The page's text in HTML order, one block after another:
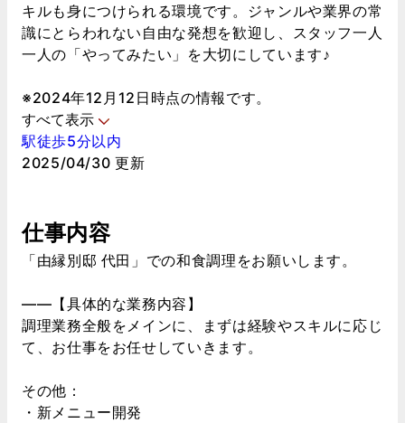
キルも身につけられる環境です。ジャンルや業界の常
識にとらわれない自由な発想を歓迎し、スタッフ一人
一人の「やってみたい」を大切にしています♪
※2024年12月12日時点の情報です。
すべて表示
駅徒歩5分以内
2025/04/30 更新
仕事内容
「由縁別邸 代田」での和食調理をお願いします。
――【具体的な業務内容】
調理業務全般をメインに、まずは経験やスキルに応じ
て、お仕事をお任せしていきます。
その他：
・新メニュー開発